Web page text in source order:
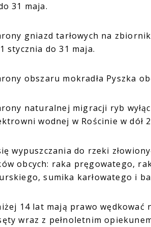
31 maja.
gniazd tarłowych na
stycznia do 31 maja.
obszaru mokradła Pyszka
naturalnej migracji ryb
wodnej w Rościnie w dół
wypuszczania do rzeki
obcych: raka pręgowatego,
sumika karłowatego i
14 lat mają prawo
wraz z pełnoletnim